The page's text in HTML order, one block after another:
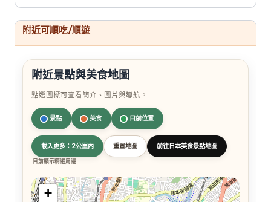
附近可順吃/順遊
附近景點與美食地圖
點選圖標可查看簡介、圖片與導航。
景點 美食 目前位置
載入更多：2公里內 重置地圖 前往日本美食景點地圖
目前顯示精選周邊
+